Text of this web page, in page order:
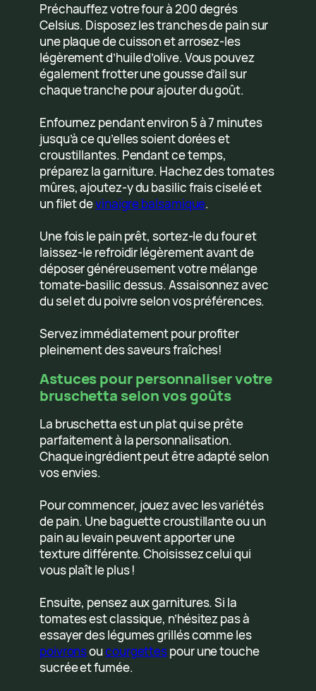
Préchauffez votre four à 200 degrés
Celsius. Disposez les tranches de pain sur
une plaque de cuisson et arrosez-les
légèrement d’huile d’olive. Vous pouvez
également frotter une gousse d’ail sur
chaque tranche pour ajouter du goût.
Enfournez pendant environ 5 à 7 minutes
jusqu’à ce qu’elles soient dorées et
croustillantes. Pendant ce temps,
préparez la garniture. Hachez des tomates
mûres, ajoutez-y du basilic frais ciselé et
un filet devinaigre balsamique.
Une fois le pain prêt, sortez-le du four et
laissez-le refroidir légèrement avant de
déposer généreusement votre mélange
tomate-basilic dessus. Assaisonnez avec
du sel et du poivre selon vos préférences.
Servez immédiatement pour profiter
pleinement des saveurs fraîches!
Astuces pour personnaliser votre
bruschetta selon vos goûts
La bruschetta est un plat qui se prête
parfaitement à la personnalisation.
Chaque ingrédient peut être adapté selon
vos envies.
Pour commencer, jouez avec les variétés
de pain. Une baguette croustillante ou un
pain au levain peuvent apporter une
texture différente. Choisissez celui qui
vous plaît le plus !
Ensuite, pensez aux garnitures. Si la
tomates est classique, n’hésitez pas à
essayer des légumes grillés comme les
poivronsoucourgettespour une touche
sucrée et fumée.